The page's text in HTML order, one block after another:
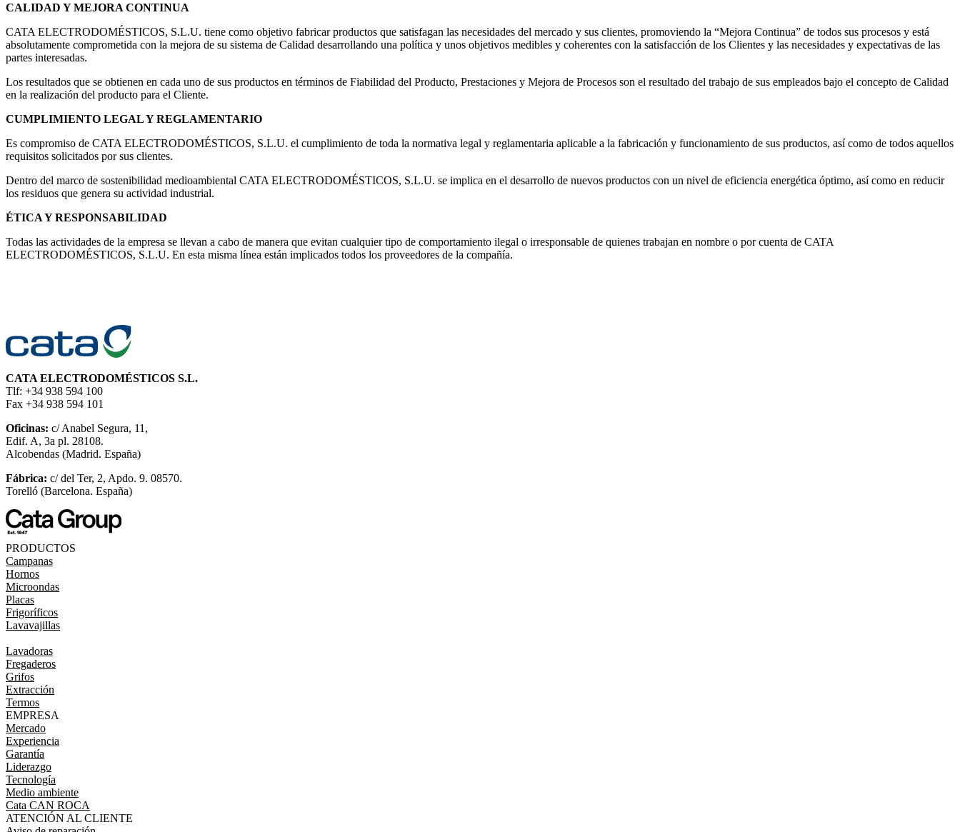
CALIDAD Y MEJORA CONTINUA
CATA ELECTRODOMÉSTICOS, S.L.U. tiene como objetivo fabricar productos que satisfagan las necesidades del mercado y sus clientes, promoviendo la “Mejora Continua” de todos sus procesos y está
absolutamente comprometida con la mejora de su sistema de Calidad desarrollando una política y unos objetivos medibles y coherentes con la satisfacción de los Clientes y las necesidades y expectativas de las
partes interesadas.
Los resultados que se obtienen en cada uno de sus productos en términos de Fiabilidad del Producto, Prestaciones y Mejora de Procesos son el resultado del trabajo de sus empleados bajo el concepto de Calidad
en la realización del producto para el Cliente.
CUMPLIMIENTO LEGAL Y REGLAMENTARIO
Es compromiso de CATA ELECTRODOMÉSTICOS, S.L.U. el cumplimiento de toda la normativa legal y reglamentaria aplicable a la fabricación y funcionamiento de sus productos, así como de todos aquellos
requisitos solicitados por sus clientes.
Dentro del marco de sostenibilidad medioambiental CATA ELECTRODOMÉSTICOS, S.L.U. se implica en el desarrollo de nuevos productos con un nivel de eficiencia energética óptimo, así como en reducir
los residuos que genera su actividad industrial.
ÉTICA Y RESPONSABILIDAD
Todas las actividades de la empresa se llevan a cabo de manera que evitan cualquier tipo de comportamiento ilegal o irresponsable de quienes trabajan en nombre o por cuenta de CATA
ELECTRODOMÉSTICOS, S.L.U. En esta misma línea están implicados todos los proveedores de la compañía.
CATA ELECTRODOMÉSTICOS S.L.
Tlf: +34 938 594 100
Fax +34 938 594 101
Oficinas: c/ Anabel Segura, 11,
Edif. A, 3a pl. 28108.
Alcobendas (Madrid. España)
Fábrica: c/ del Ter, 2, Apdo. 9. 08570.
Torelló (Barcelona. España)
PRODUCTOS
Campanas
Hornos
Microondas
Placas
Frigoríficos
Lavavajillas
Lavadoras
Fregaderos
Grifos
Extracción
Termos
EMPRESA
Mercado
Experiencia
Garantía
Liderazgo
Tecnología
Medio ambiente
Cata CAN ROCA
ATENCIÓN AL CLIENTE